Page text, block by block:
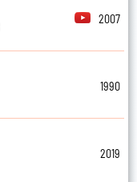
2007
1990
2019